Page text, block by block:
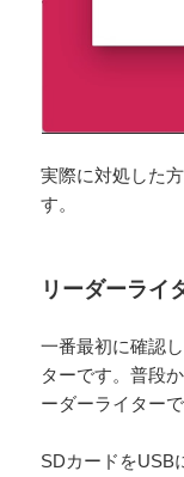
実際に対処した
す。
リーダーライ
一番最初に確認
ターです。普段
ーダーライター
SDカードをUSB